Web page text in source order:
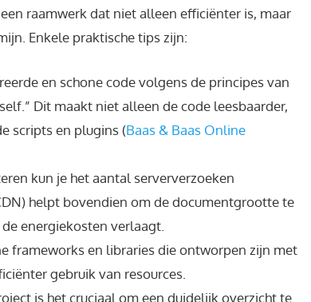
raamwerk dat niet alleen efficiënter is, maar
Enkele praktische tips zijn:
en schone code volgens de principes van
Dit maakt niet alleen de code leesbaarder,
scripts en plugins (Baas & Baas Online
kun je het aantal serververzoeken
helpt bovendien om de documentgrootte te
energiekosten verlaagt.
frameworks en libraries die ontworpen zijn met
gebruik van resources.
is het cruciaal om een duidelijk overzicht te